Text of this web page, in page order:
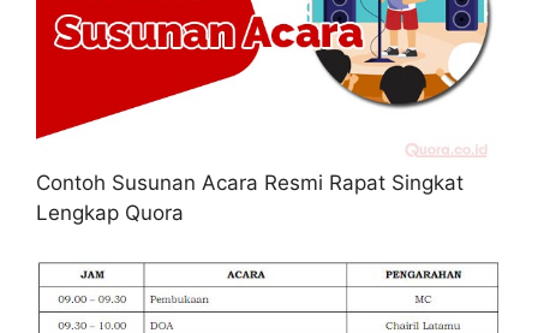
Contoh Susunan Acara Resmi Rapat Singkat
Lengkap Quora